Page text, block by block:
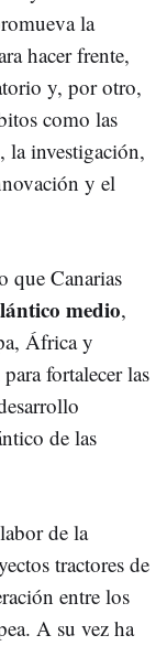
la
hacer frente,
y, por otro,
como las
la investigación,
y el
que Canarias
medio,
África y
fortalecer las
de las
de la
tractores de
entre los
A su vez ha